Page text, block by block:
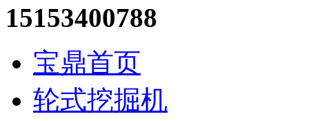
15153400788
宝鼎首页
轮式挖掘机